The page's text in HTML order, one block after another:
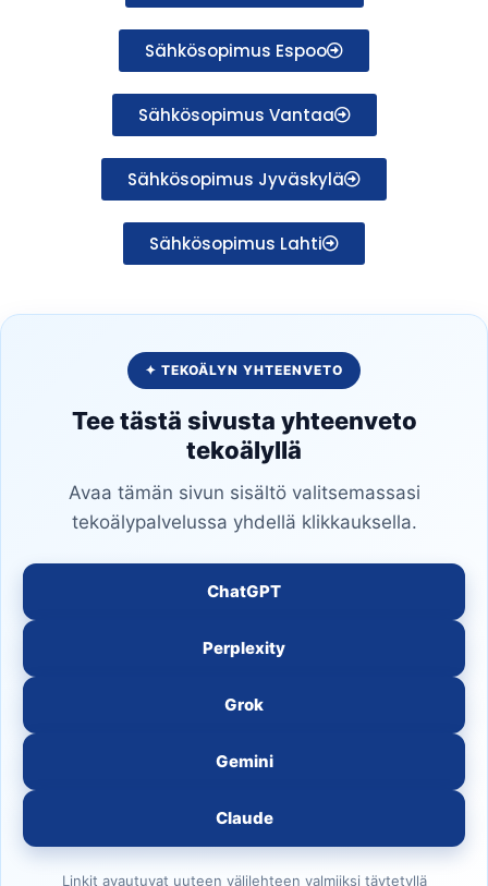
Sähkösopimus Espoo
Sähkösopimus Vantaa
Sähkösopimus Jyväskylä
Sähkösopimus Lahti
✦ TEKOÄLYN YHTEENVETO
Tee tästä sivusta yhteenveto
tekoälyllä
Avaa tämän sivun sisältö valitsemassasi
tekoälypalvelussa yhdellä klikkauksella.
ChatGPT
Perplexity
Grok
Gemini
Claude
Linkit avautuvat uuteen välilehteen valmiiksi täytetyllä